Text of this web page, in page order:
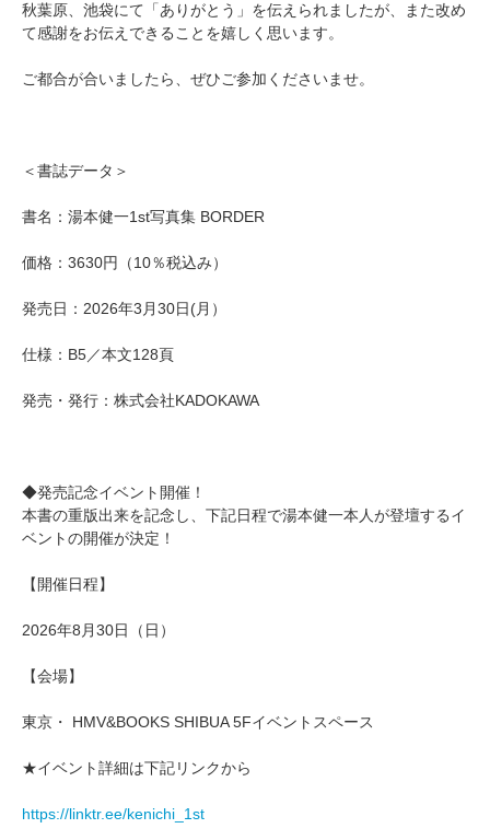
秋葉原、池袋にて「ありがとう」を伝えられましたが、また改め
て感謝をお伝えできることを嬉しく思います。
ご都合が合いましたら、ぜひご参加くださいませ。
＜書誌データ＞
書名：湯本健一1st写真集 BORDER
価格：3630円（10％税込み）
発売日：2026年3月30日(月）
仕様：B5／本文128頁
発売・発行：株式会社KADOKAWA
◆発売記念イベント開催！
本書の重版出来を記念し、下記日程で湯本健一本人が登壇するイ
ベントの開催が決定！
【開催日程】
2026年8月30日（日）
【会場】
東京・ HMV&BOOKS SHIBUA 5Fイベントスペース
★イベント詳細は下記リンクから
https://linktr.ee/kenichi_1st